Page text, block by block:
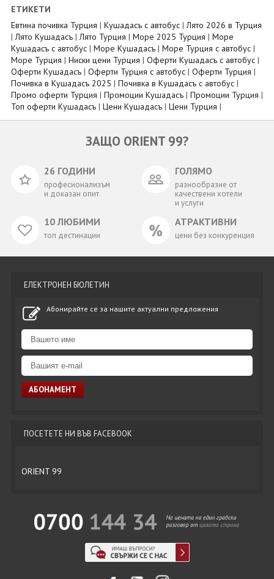
ЕТИКЕТИ
Евтина почивка Турция | Кушадасъ с автобус | Лято 2026 в Турция
| Лято Кушадасъ | Лято Турция | Море 2025 Турция | Море
Кушадасъ с автобус | Море Кушадасъ | Море Турция с автобус |
Море Турция | Ниски цени Турция | Оферти Кушадасъ с автобус |
Оферти Кушадасъ | Оферти Турция с автобус | Оферти Турция |
Почивка в Кушадасъ 2025 | Почивка в Кушадасъ с автобус |
Промо оферти Турция | Промоции Кушадасъ | Промоции Турция |
Топ оферти Кушадасъ | Цени Кушадасъ | Цени Турция |
ЗАЩО ORIENT 99?
26 ГОДИНИ
професионализъм
и доказан опит
ГОЛЯМО
разнообразие от
качествени хотели
и услуги
10 ЛЮБИМИ
топ дестинации
АТРАКТИВНИ
цени без конкуренция
ЕЛЕКТРОНЕН БЮЛЕТИН
Абонирайте се за нашите актуални предложения
ПОСЕТЕТЕ НИ ВЪВ FACEBOOK
ORIENT 99